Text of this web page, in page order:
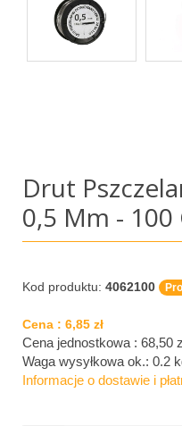
Drut
0,5 Mm - 100
Kod produktu: 4062100
Cena : 6,85 zł
Cena jednostkowa : 68,50
Waga wysyłkowa ok.: 0.2
Informacje o dostawie i